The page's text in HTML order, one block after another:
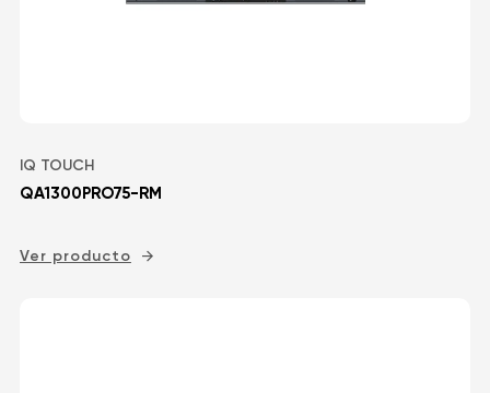
IQ TOUCH
QA1300PRO75-RM
Ver producto